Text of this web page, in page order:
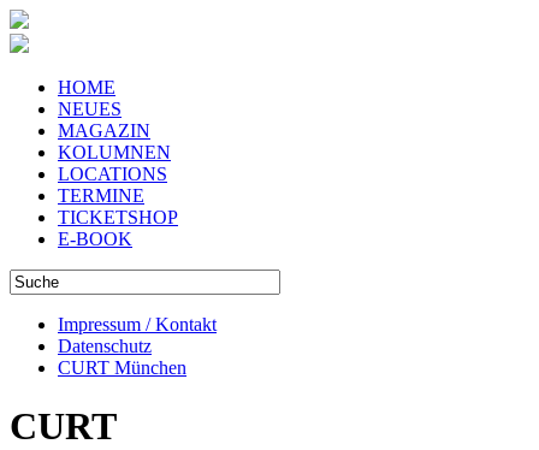
HOME
NEUES
MAGAZIN
KOLUMNEN
LOCATIONS
TERMINE
TICKETSHOP
E-BOOK
Impressum / Kontakt
Datenschutz
CURT München
CURT